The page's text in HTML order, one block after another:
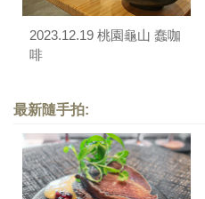
2023.12.19 桃園龜山 蠢咖
啡
最新隨手拍: